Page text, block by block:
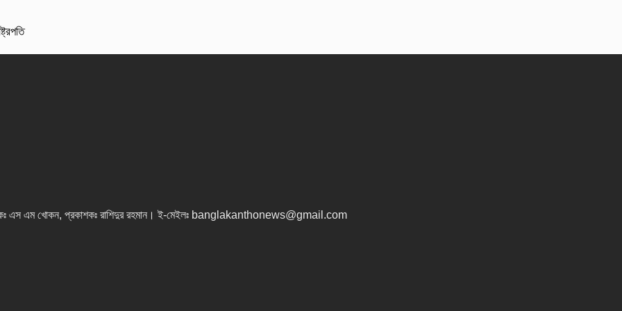
এস এম খোকন, প্রকাশকঃ রাশিদুর রহমান । ই-মেইলঃ banglakanthonews@gmail.com